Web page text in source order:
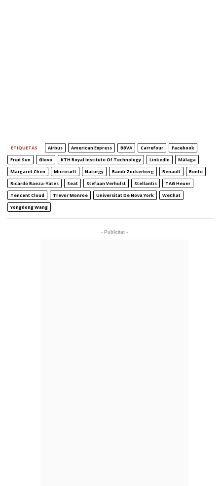
ETIQUETAS Airbus American Express BBVA Carrefour
Facebook
Fred Sun
Glovo KTH Royal Institute Of Technology LinkedIn
Màlaga
Margaret Chen
Microsoft Naturgy Randi Zuckerberg Renault
Renfe
Ricardo Baeza-Yates
Seat Stefaan Verhulst Stellantis
TAG Heuer
Tencent Cloud
Trevor Monroe Universitat De Nova York
WeChat
Yongdong Wang
- Publicitat -